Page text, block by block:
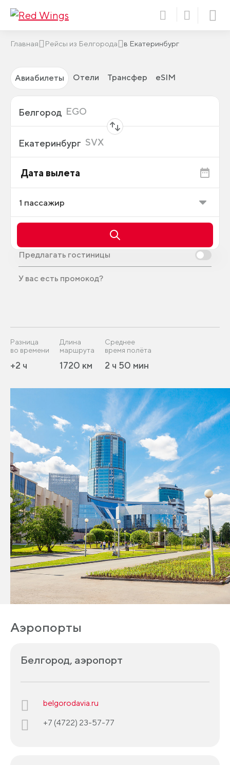
Главная Рейсы из Белгорода в Екатеринбург
Авиабилеты Отели Трансфер eSIM
Откуда
Белгород EGO
Куда
Екатеринбург SVX
Дата вылета
1 пассажир
Предлагать гостиницы
У вас есть промокод?
Разница
во времени
+2 ч
Длина
маршрута
1720 км
Среднее
время полёта
2 ч 50 мин
Аэропорты
Белгород, аэропорт
belgorodavia.ru
+7 (4722) 23-57-77